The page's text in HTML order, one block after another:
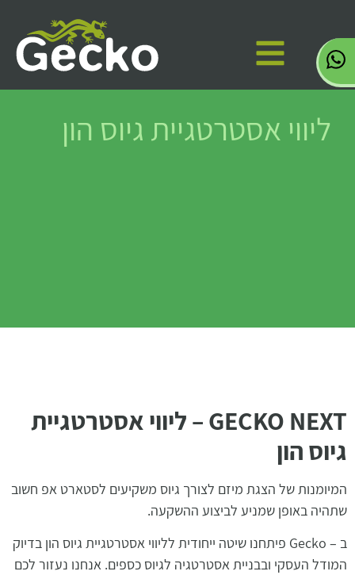
ליווי אסטרטגיית גיוס הון
GECKO NEXT – ליווי אסטרטגיית
גיוס הון
המיומנות של הצגת מיזם לצורך גיוס משקיעים לסטארט אפ חשוב
שתהיה באופן שמניע לביצוע ההשקעה.
ב – Gecko פיתחנו שיטה ייחודית לליווי אסטרטגיית גיוס הון בדיוק
המודל העסקי ובבניית אסטרטגיה לגיוס כספים. אנחנו נעזור לכם